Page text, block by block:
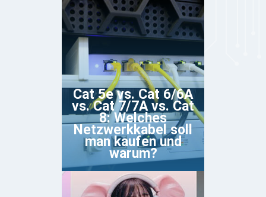
Cat 5e vs. Cat 6/6A
vs. Cat 7/7A vs. Cat
8: Welches
Netzwerkkabel soll
man kaufen und
warum?